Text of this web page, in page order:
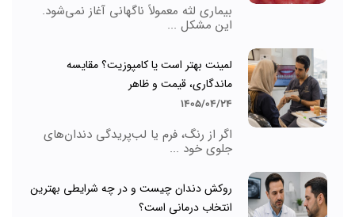
بیماری لثه معمولاً ناگهانی آغاز نمی‌شود.
این مشکل ...
لمینت بهتر است یا کامپوزیت؟ مقایسه
ماندگاری، قیمت و ظاهر
1405/04/24
اگر از رنگ، فرم یا لب‌پریدگی دندان‌های
جلوی خود ...
روکش دندان چیست و در چه شرایطی بهترین
انتخاب درمانی است؟